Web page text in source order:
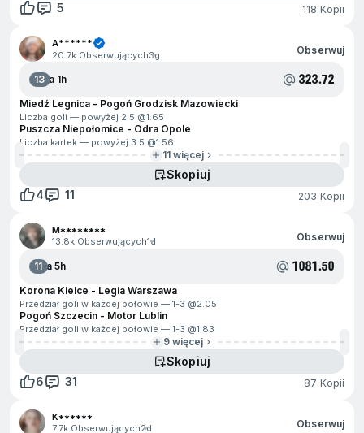
5
118 Kopii
A******
20.7k Obserwujących3g Obserwuj
13Za 1h 323.72
Miedź Legnica - Pogoń Grodzisk Mazowiecki
Liczba goli — powyżej 2.5 @1.65
Puszcza Niepołomice - Odra Opole
Liczba kartek — powyżej 3.5 @1.56
11 więcej
Skopiuj
4
11 203 Kopii
M********
13.8k Obserwujących1d Obserwuj
11Za 5h 1081.50
Korona Kielce - Legia Warszawa
Przedział goli w każdej połowie — 1-3 @2.05
Pogoń Szczecin - Motor Lublin
Przedział goli w każdej połowie — 1-3 @1.83
9 więcej
Skopiuj
6
31 87 Kopii
K******
7.7k Obserwujących2d Obserwuj